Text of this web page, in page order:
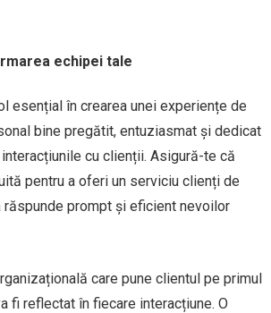
echipei tale
esențial în crearea unei experiențe de
bine pregătit, entuziasmat și dedicat
cu clienții. Asigură-te că
pentru a oferi un serviciu clienți de
prompt și eficient nevoilor
care pune clientul pe primul
fi reflectat în fiecare interacțiune. O